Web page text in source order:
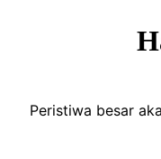
Peristiwa besar